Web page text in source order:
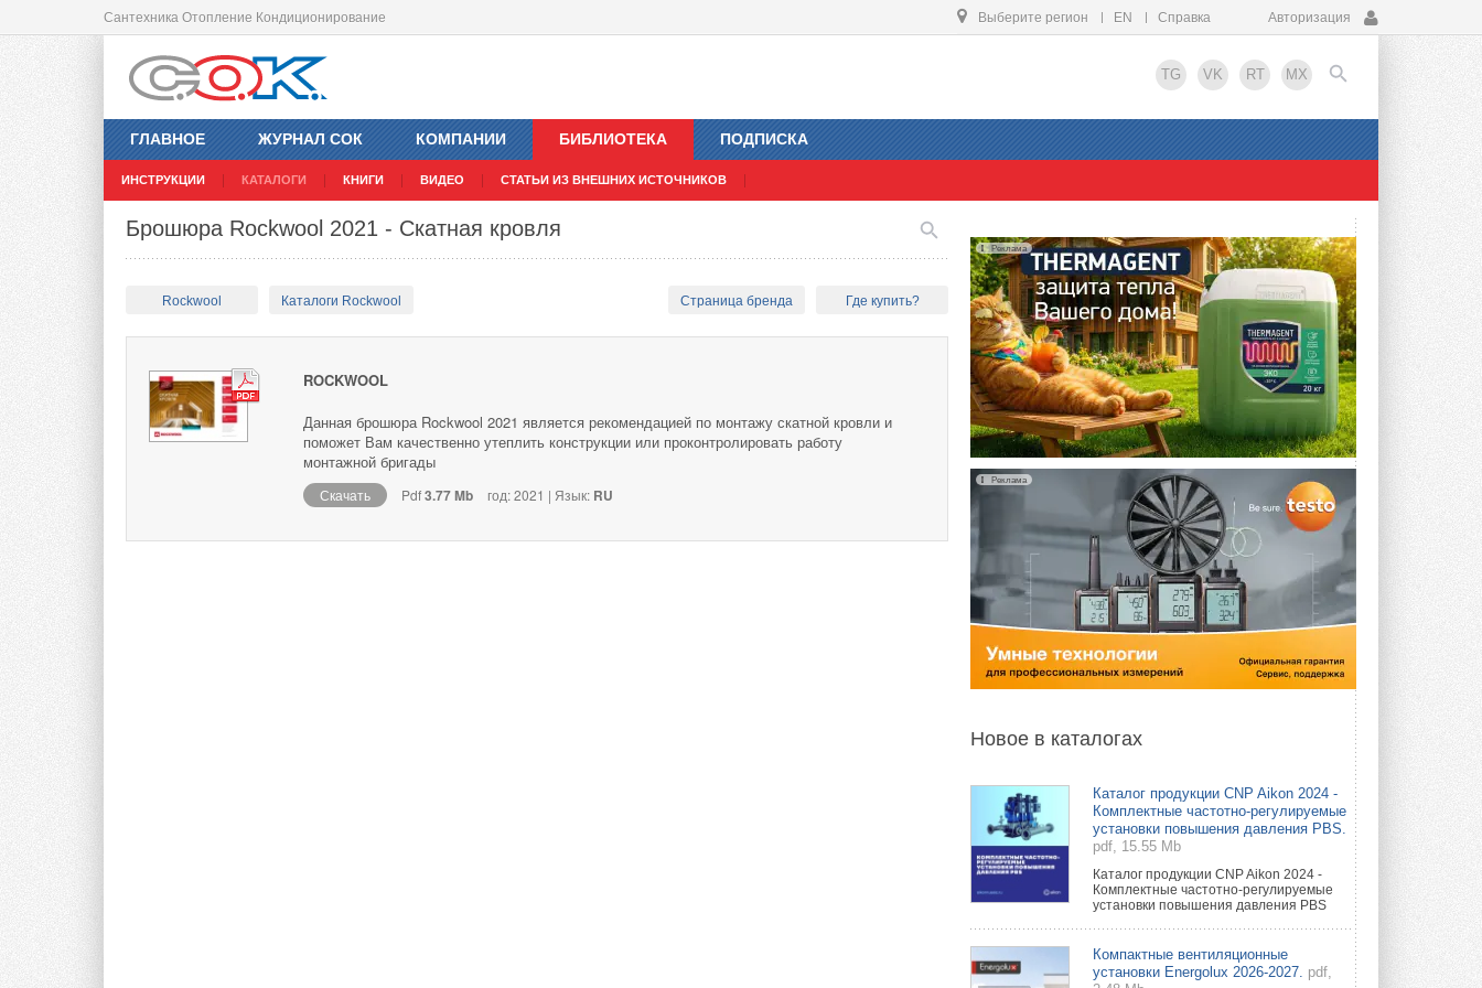
Сантехника Отопление Кондиционирование Выберите регион EN Справка Авторизация
TG VK RT MX
ГЛАВНОЕ ЖУРНАЛ СОК КОМПАНИИ БИБЛИОТЕКА
ИНСТРУКЦИИ КАТАЛОГИ КНИГИ ВИДЕО СТАТЬИ ИЗ ВНЕШНИХ ИСТОЧНИКОВ
ПОДПИСКА
EN
Брошюра Rockwool 2021 - Скатная кровля
Rockwool Каталоги Rockwool Страница бренда Где купить?
ROCKWOOL
Данная брошюра Rockwool 2021 является рекомендацией по монтажу скатной кровли и
поможет Вам качественно утеплить конструкции или проконтролировать работу
монтажной бригады
Скачать Pdf3.77 Mb год: 2021 | Язык: RU
Реклама
Реклама
Новое в каталогах
Каталог продукции CNP Aikon 2024 -
Комплектные частотно-регулируемые
установки повышения давления PBS.
pdf, 15.55 Mb
Каталог продукции CNP Aikon 2024 -
Комплектные частотно-регулируемые
установки повышения давления PBS
Компактные вентиляционные
установки Energolux 2026-2027. pdf,